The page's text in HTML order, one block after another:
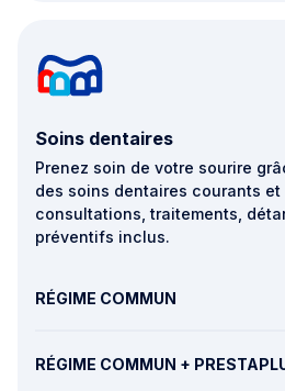
Soins dentaires
Prenez soin de votre sourire
des soins dentaires courants
consultations, traitements,
préventifs inclus.
RÉGIME COMMUN
RÉGIME COMMUN +